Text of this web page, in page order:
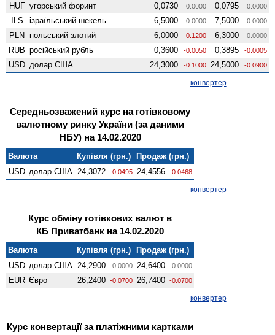
HUF угорський форинт 0,0730 0.0000 0,0795 0.0000
ILS ізраїльський шекель 6,5000 0.0000 7,5000 0.0000
PLN польський злотий 6,0000 -0.1200 6,3000 0.0000
RUB російський рубль 0,3600 -0.0050 0,3895 -0.0005
USD долар США 24,3000 -0.1000 24,5000 -0.0900
конвертер
Середньозважений курс на готівковому
валютному ринку України (за даними
НБУ) на 14.02.2020
Валюта Купівля (грн.)
Продаж (грн.)
USD долар США 24,3072 -0.0495 24,4556 -0.0468
конвертер
Курс обміну готівкових валют в
КБ Приватбанк на 14.02.2020
Валюта Купівля (грн.)
Продаж (грн.)
USD долар США 24,2900 0.0000 24,6400 0.0000
EUR Євро 26,2400 -0.0700 26,7400 -0.0700
конвертер
Курс конвертації за платіжними картками